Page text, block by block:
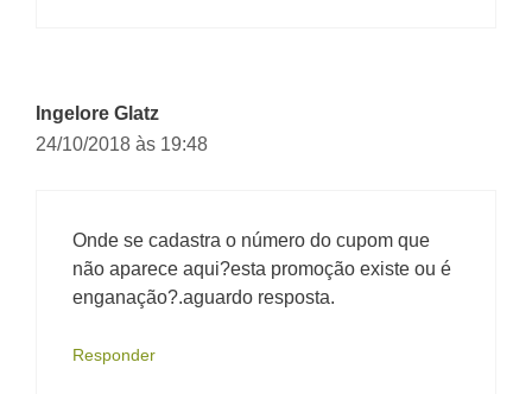
Ingelore Glatz
24/10/2018 às 19:48
Onde se cadastra o número do cupom que
não aparece aqui?esta promoção existe ou é
enganação?.aguardo resposta.
Responder